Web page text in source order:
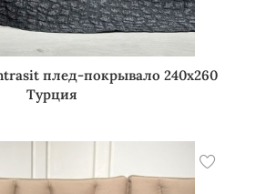
плед-покрывало 240х260
Турция